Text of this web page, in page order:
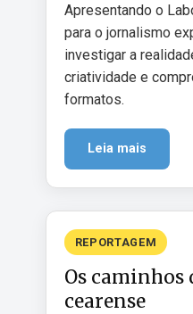
Apresentando o
para o jornalismo
investigar a
criatividade e
formatos.
Leia mais
REPORTAGEM
Os
cearense